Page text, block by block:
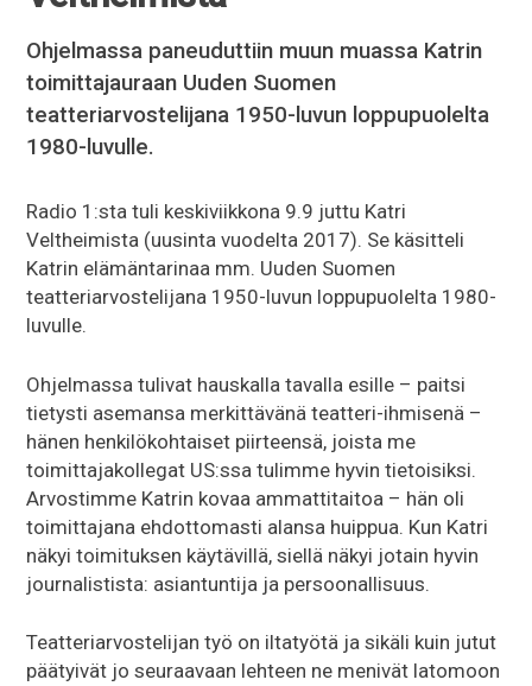
Ohjelmassa paneuduttiin muun muassa Katrin
toimittajauraan Uuden Suomen
teatteriarvostelijana 1950-luvun loppupuolelta
1980-luvulle.
Radio 1:sta tuli keskiviikkona 9.9 juttu Katri
Veltheimista (uusinta vuodelta 2017). Se käsitteli
Katrin elämäntarinaa mm. Uuden Suomen
teatteriarvostelijana 1950-luvun loppupuolelta 1980-
luvulle.
Ohjelmassa tulivat hauskalla tavalla esille – paitsi
tietysti asemansa merkittävänä teatteri-ihmisenä –
hänen henkilökohtaiset piirteensä, joista me
toimittajakollegat US:ssa tulimme hyvin tietoisiksi.
Arvostimme Katrin kovaa ammattitaitoa – hän oli
toimittajana ehdottomasti alansa huippua. Kun Katri
näkyi toimituksen käytävillä, siellä näkyi jotain hyvin
journalistista: asiantuntija ja persoonallisuus.
Teatteriarvostelijan työ on iltatyötä ja sikäli kuin jutut
päätyivät jo seuraavaan lehteen ne menivät latomoon